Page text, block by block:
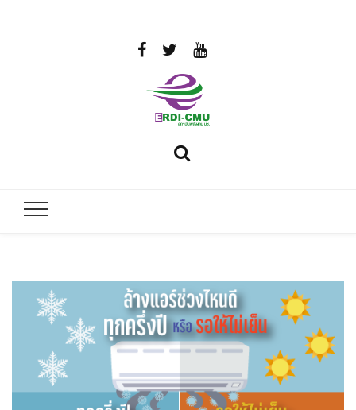
พิงค์
มหาวิทยาลัย
เชียงใหม่